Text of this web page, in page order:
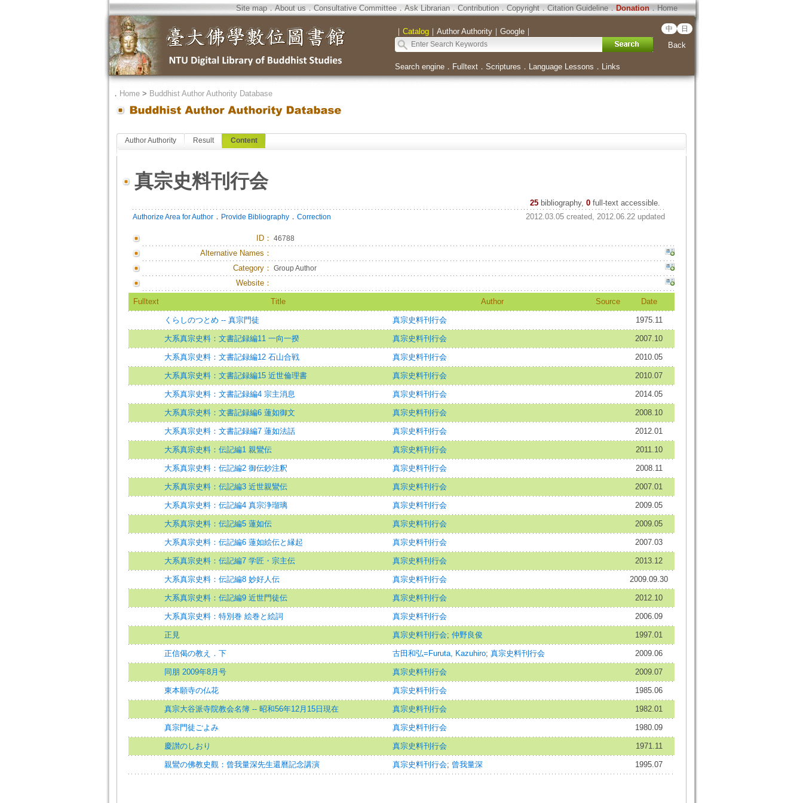
Site map．About us．Consultative Committee．Ask Librarian．Contribution．Copyright．Citation Guideline．Donation．Home
｜ Catalog｜ Author Authority｜ Google｜ 中 日
Back
Search engine． Fulltext． Scriptures ． Language Lessons ． Links
． Home> Buddhist Author Authority Database
Author Authority Result Content
真宗史料刊行会
25 bibliography, 0full-text accessible.
Authorize Area for Author． Provide Bibliography． Correction 2012.03.05 created, 2012.06.22 updated
ID： 46788
Alternative Names：
Category： Group Author
Website：
Fulltext Title Author Source Date
くらしのつとめ -- 真宗門徒 真宗史料刊行会 1975.11
大系真宗史料：文書記録編11 一向一揆 真宗史料刊行会 2007.10
大系真宗史料：文書記録編12 石山合戦 真宗史料刊行会 2010.05
大系真宗史料：文書記録編15 近世倫理書 真宗史料刊行会 2010.07
大系真宗史料：文書記録編4 宗主消息 真宗史料刊行会 2014.05
大系真宗史料：文書記録編6 蓮如御文 真宗史料刊行会 2008.10
大系真宗史料：文書記録編7 蓮如法話 真宗史料刊行会 2012.01
大系真宗史料：伝記編1 親鸞伝 真宗史料刊行会 2011.10
大系真宗史料：伝記編2 御伝鈔注釈 真宗史料刊行会 2008.11
大系真宗史料：伝記編3 近世親鸞伝 真宗史料刊行会 2007.01
大系真宗史料：伝記編4 真宗浄瑠璃 真宗史料刊行会 2009.05
大系真宗史料：伝記編5 蓮如伝 真宗史料刊行会 2009.05
大系真宗史料：伝記編6 蓮如絵伝と縁起 真宗史料刊行会 2007.03
大系真宗史料：伝記編7 学匠・宗主伝 真宗史料刊行会 2013.12
大系真宗史料：伝記編8 妙好人伝 真宗史料刊行会 2009.09.30
大系真宗史料：伝記編9 近世門徒伝 真宗史料刊行会 2012.10
大系真宗史料：特別巻 絵巻と絵詞 真宗史料刊行会 2006.09
正見 真宗史料刊行会; 仲野良俊 1997.01
正信偈の教え．下 古田和弘=Furuta, Kazuhiro; 真宗史料刊行会 2009.06
同朋 2009年8月号 真宗史料刊行会 2009.07
東本願寺の仏花 真宗史料刊行会 1985.06
真宗大谷派寺院教会名簿 -- 昭和56年12月15日現在 真宗史料刊行会 1982.01
真宗門徒ごよみ 真宗史料刊行会 1980.09
慶讃のしおり 真宗史料刊行会 1971.11
親鸞の佛教史觀：曾我量深先生還曆記念講演 真宗史料刊行会; 曾我量深 1995.07